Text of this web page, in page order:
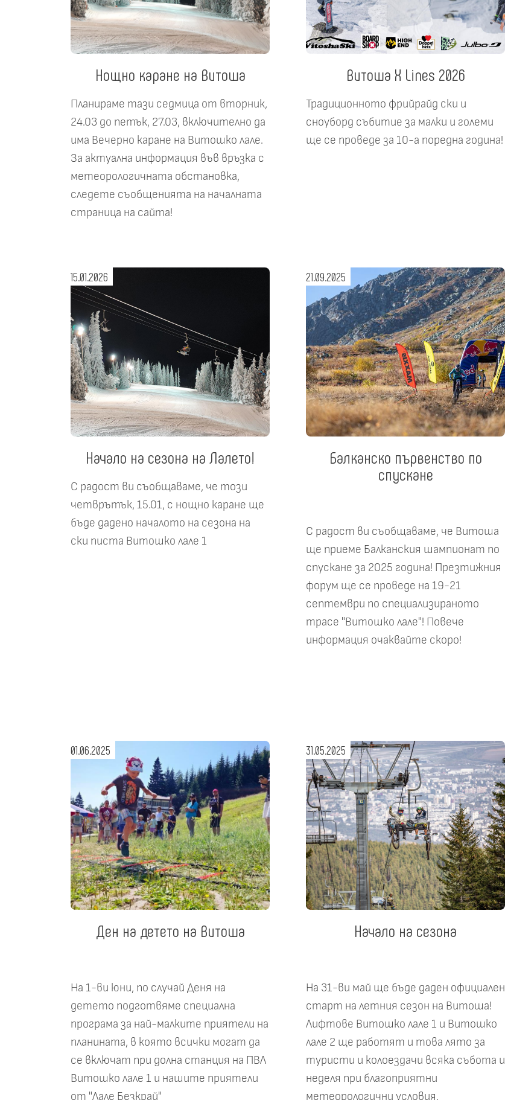
Нощно каране на Витоша
Планираме тази седмица от вторник,
24.03 до петък, 27.03, включително да
има Вечерно каране на Витошко лале.
За актуална информация във връзка с
метеорологичната обстановка,
следете съобщенията на началната
страница на сайта!
Витоша X Lines 2026
Традиционното фрийрайд ски и
сноуборд събитие за малки и големи
ще се проведе за 10-а поредна година!
15.01.2026
Начало на сезона на Лалето!
С радост ви съобщаваме, че този
четврътък, 15.01, с нощно каране ще
бъде дадено началото на сезона на
ски писта Витошко лале 1
21.09.2025
Балканско първенство по
спускане
С радост ви съобщаваме, че Витоша
ще приеме Балканския шампионат по
спускане за 2025 година! Презтижния
форум ще се проведе на 19-21
септември по специализираното
трасе "Витошко лале"! Повече
информация очаквайте скоро!
01.06.2025
Ден на детето на Витоша
На 1-ви юни, по случай Деня на
детето подготвяме специална
програма за най-малките приятели на
планината, в която всички могат да
се включат при долна станция на ПВЛ
Витошко лале 1 и нашите приятели
от "Лале Безкрай"
31.05.2025
Начало на сезона
На 31-ви май ще бъде даден официален
старт на летния сезон на Витоша!
Лифтове Витошко лале 1 и Витошко
лале 2 ще работят и това лято за
туристи и колоездачи всяка събота и
неделя при благоприятни
метеорологични условия.